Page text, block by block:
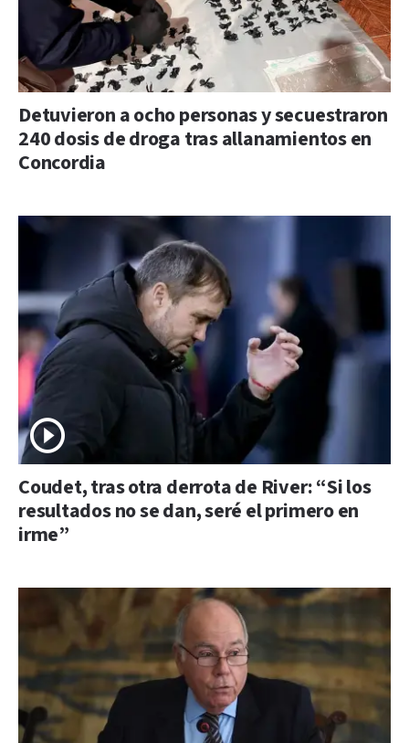
Detuvieron a ocho personas y secuestraron
240 dosis de droga tras allanamientos en
Concordia
Coudet, tras otra derrota de River: “Si los
resultados no se dan, seré el primero en
irme”